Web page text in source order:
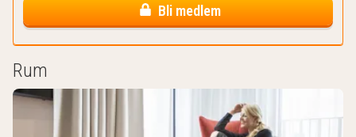
Bli medlem
Rum